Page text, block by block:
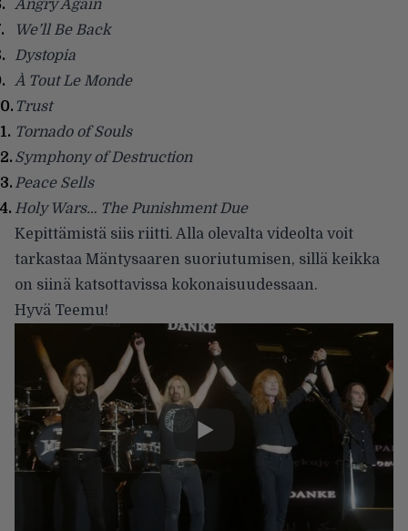
Angry Again
We’ll Be Back
Dystopia
À Tout Le Monde
Trust
Tornado of Souls
Symphony of Destruction
Peace Sells
Holy Wars… The Punishment Due
Kepittämistä siis riitti. Alla olevalta videolta voit
tarkastaa Mäntysaaren suoriutumisen, sillä keikka
on siinä katsottavissa kokonaisuudessaan.
Hyvä Teemu!